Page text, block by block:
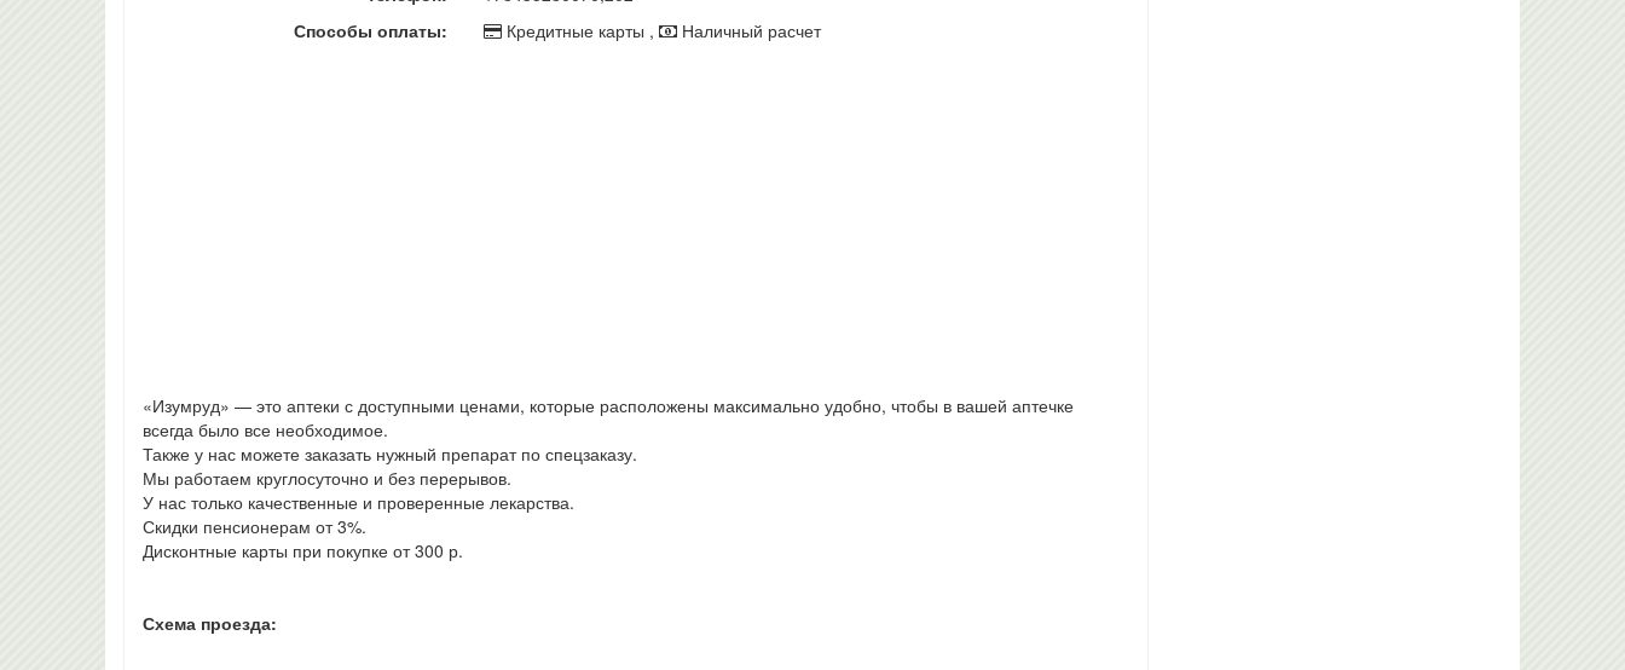
Способы оплаты:
Кредитные карты , Наличный расчет
«Изумруд» — это аптеки с доступными ценами, которые расположены максимально удобно, чтобы в вашей аптечке
всегда было все необходимое.
Также у нас можете заказать нужный препарат по спецзаказу.
Мы работаем круглосуточно и без перерывов.
У нас только качественные и проверенные лекарства.
Скидки пенсионерам от 3%.
Дисконтные карты при покупке от 300 р.
Схема проезда: